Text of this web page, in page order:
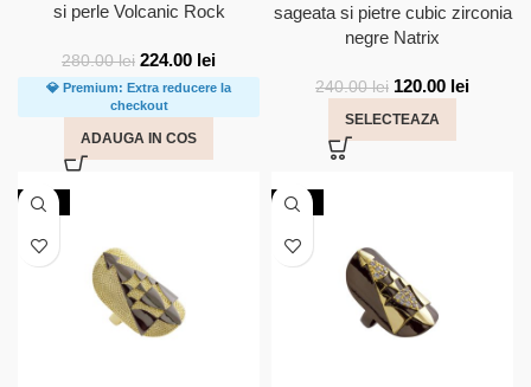
si perle Volcanic Rock
280.00lei 224.00 lei
💎 Premium: Extra reducere la
checkout
ADAUGA IN COS
sageata si pietre cubic zirconia
negre Natrix
240.00lei 120.00 lei
SELECTEAZA
-50% -50%